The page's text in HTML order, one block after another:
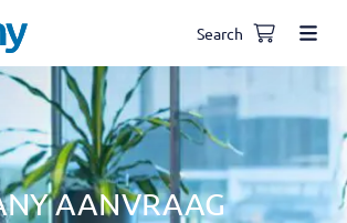
Search
AANVRAAG